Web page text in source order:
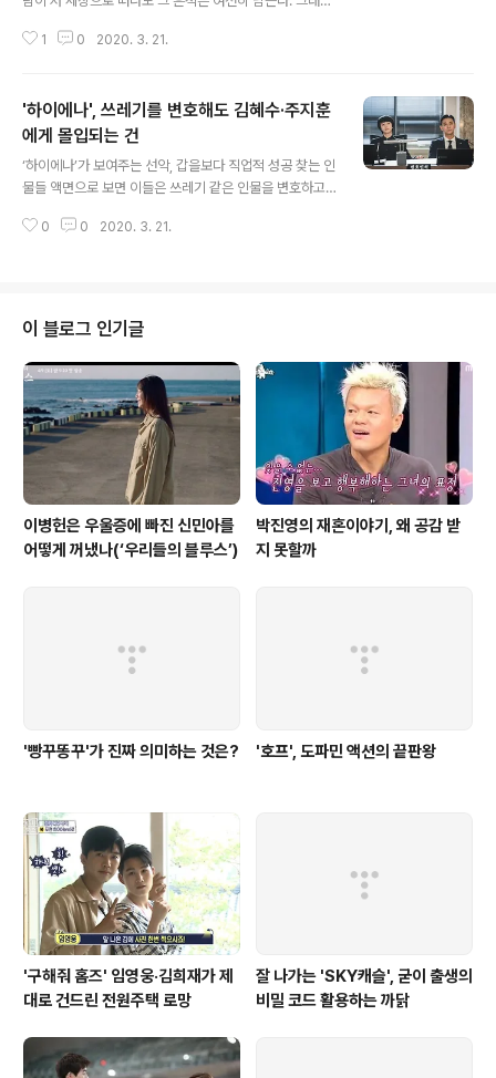
알림이 더 허전하게 다가오고, 생일만 오면 여전히 남아있
보고 싶어.’ 그러면서도 살아가기 위해서 그 아픔을 애써 외
면하려 한다. 괜스레 거울을 닦고 욕조를 청소하며 안하던
고스톱 게임을 한다. 주방 구석구석을 청소한다. 마치 기억
을 지워내기라도 하겠다는 듯이. 하지만 그 슬픔은 지워지
획된 드라마일 게다. 그 슬픔을 조금이나마 위로해 보겠다
1 0 2020. 3. 21.
'하이에나', 쓰레기를 변호해도 김혜수·주지훈
에게 몰입되는 건
‘하이에나’가 보여주는 선악, 갑을보다 직업적 성공 찾는 인
물들 액면으로 보면 이들은 쓰레기 같은 인물을 변호하고
라게 된다. 이건 단순히 이들이 주인공이기 때문일까. 아니
간 우리네 드라마에서 꽤 많이 등장했던 검사들이 주인공
인 드라마들을 볼 때면 검거된 이들을 변호하는 변호사들
은 도덕도 윤리도 없이 돈이면 다 되는 악당들처럼 보였다.
하지만 의 주인공들인 윤희재(주지훈)와 정금자(김혜수)가
변호사로 등장하자 이제는 검사들이 이들을 몰아붙이는 악
당들처럼 보인다. 그것도 윤희재와 정금..
0 0 2020. 3. 21.
이 블로그 인기글
이병헌은 우울증에 빠진 신민아를
어떻게 꺼냈나(‘우리들의 블루스’)
박진영의 재혼이야기, 왜 공감 받
지 못할까
'빵꾸똥꾸'가 진짜 의미하는 것은? '호프', 도파민 액션의 끝판왕
'구해줘 홈즈' 임영웅·김희재가 제
대로 건드린 전원주택 로망
잘 나가는 'SKY캐슬', 굳이 출생의
비밀 코드 활용하는 까닭